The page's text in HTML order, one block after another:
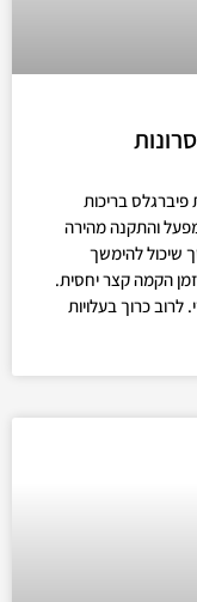
פיברגלס בריכות
והתקנה מהירה
שיכול להימשך
הקמה קצר יחסית.
לרוב כרוך בעלויות